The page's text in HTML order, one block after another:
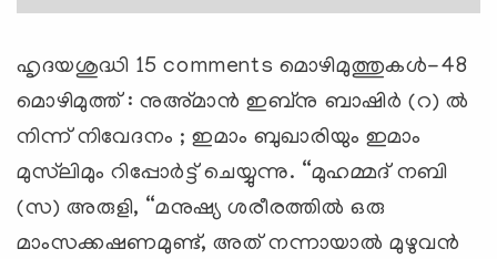
ഹൃദയശുദ്ധി 15 comments മൊഴിമുത്തുകൾ-48
മൊഴിമുത്ത് : നുഅ്മാൻ ഇബ്നു ബാഷിർ (റ) ൽ
നിന്ന് നിവേദനം ; ഇമാം ബുഖാരിയും ഇമാം
മുസ്‌ലിമും റിപ്പോർട്ട് ചെയ്യുന്നു. “മുഹമ്മദ് നബി
(സ) അരുളി, “മനുഷ്യ ശരീരത്തിൽ ഒരു
മാംസക്കഷണമുണ്ട്, അത് നന്നായാൽ മുഴുവൻ